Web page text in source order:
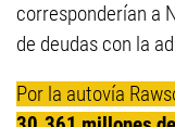
corresponderían a
de deudas con la
Por la autovía